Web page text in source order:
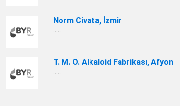
Norm Civata, İzmir
......
T. M. O. Alkaloid Fabrikası, Afyon
......